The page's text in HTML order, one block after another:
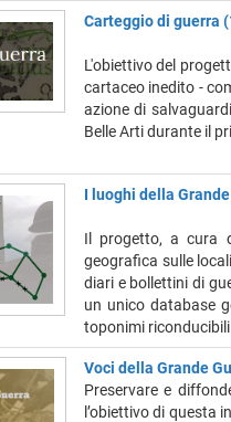
Carteggio di guerra
L'obiettivo del
cartaceo inedito -
azione di
Belle Arti durante il
I luoghi della
Il progetto, a cura
geografica sulle
diari e bollettini di
un unico database
toponimi
Voci della Grande
Preservare e
l’obiettivo di questa